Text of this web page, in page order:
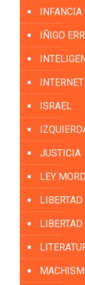
INFANCIA
IÑIGO
INTERNET
ISRAEL
JUSTICIA
LEY
LIBERTAD